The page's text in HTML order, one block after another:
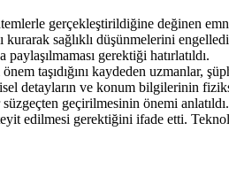
gerçekleştirildiğine değinen
sağlıklı düşünmelerini
gerektiği hatırlatıldı.
taşıdığını kaydeden uzmanlar,
detayların ve konum bilgilerinin
geçirilmesinin önemi
edilmesi gerektiğini ifade etti.